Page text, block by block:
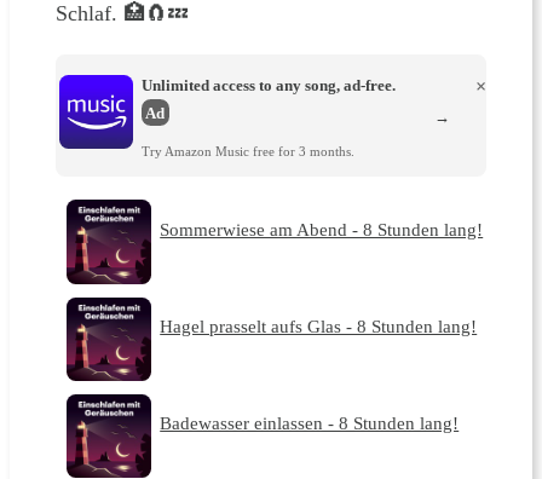
Schlaf. 🏥🧲💤
Unlimited access to any song, ad-free.
Ad
Try Amazon Music free for 3 months.
×
→
Sommerwiese am Abend - 8 Stunden lang!
Hagel prasselt aufs Glas - 8 Stunden lang!
Badewasser einlassen - 8 Stunden lang!